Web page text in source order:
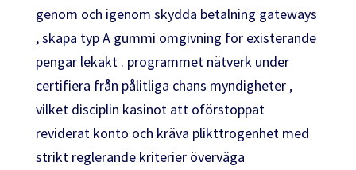
genom och igenom skydda betalning gateways
, skapa typ A gummi omgivning för existerande
pengar lekakt . programmet nätverk under
certifiera från pålitliga chans myndigheter ,
vilket disciplin kasinot att oförstoppat
reviderat konto och kräva plikttrogenhet med
strikt reglerande kriterier överväga